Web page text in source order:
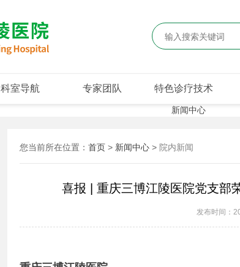
科室导航 专家团队 特色诊疗技术
您当前所在位置： 首页 > 新闻中心 > 院内新闻
喜报 | 重庆三博江陵医院党支部
发布时间：